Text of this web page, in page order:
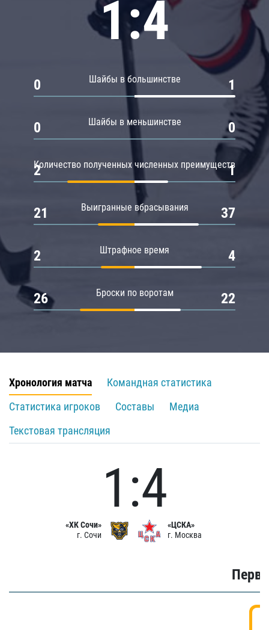
1:4
Шайбы в большинстве
0 1
Шайбы в меньшинстве
0 0
Количество полученных численных преимуществ
2 1
Выигранные вбрасывания
21 37
Штрафное время
2 4
Броски по воротам
26 22
Хронология матча
Командная статистика
Статистика игроков
Составы
Медиа
Текстовая трансляция
«ХК Сочи»
г. Сочи
1:4
«ЦСКА»
г. Москва